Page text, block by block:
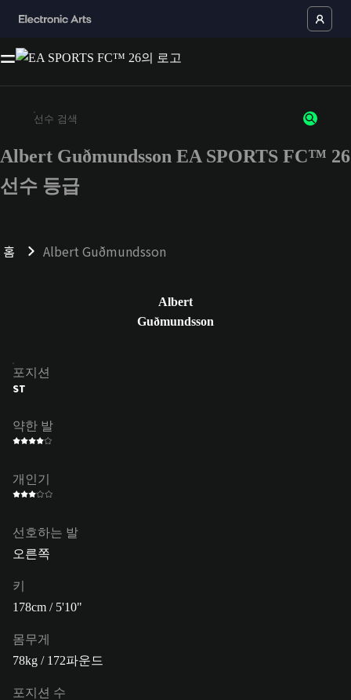
최소 3자 이상의 문자 또는 숫자를 입력하세요
Albert Guðmundsson EA SPORTS FC™ 26
선수 등급
홈 Albert Guðmundsson
Albert
Guðmundsson
포지션
ST
약한 발
개인기
선호하는 발
오른쪽
키
178cm / 5'10"
몸무게
78kg / 172파운드
포지션 수